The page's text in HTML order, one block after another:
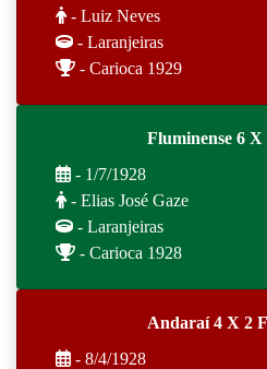
- Luiz Neves
- Laranjeiras
- Carioca 1929
Fluminense 6
- 1/7/1928
- Elias José Gaze
- Laranjeiras
- Carioca 1928
Andaraí 4 X 2
- 8/4/1928